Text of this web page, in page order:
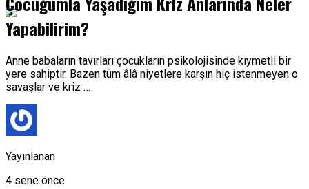
Yapabilirim?
Anne babaların tavırları çocukların psikolojisinde kıymetli bir
yere sahiptir. Bazen tüm âlâ niyetlere karşın hiç istenmeyen o
savaşlar ve kriz …
Yayınlanan
4 sene önce